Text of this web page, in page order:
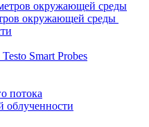
окружающей среды
Smart Probes
потока
облученности